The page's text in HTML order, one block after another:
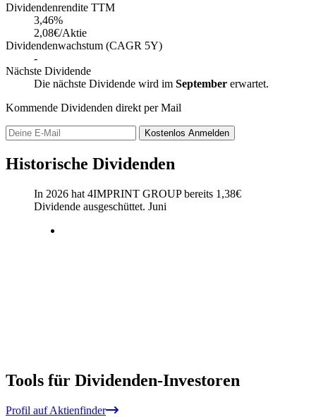
Dividendenrendite TTM
3,46%
2,08€/Aktie
Dividendenwachstum (CAGR 5Y)
-
Nächste Dividende
Die nächste Dividende wird im September erwartet.
Kommende Dividenden direkt per Mail
Kostenlos Anmelden
Historische Dividenden
In 2026 hat 4IMPRINT GROUP bereits 1,38€
Dividende ausgeschüttet. Juni
Tools für Dividenden-Investoren
Profil auf Aktienfinder